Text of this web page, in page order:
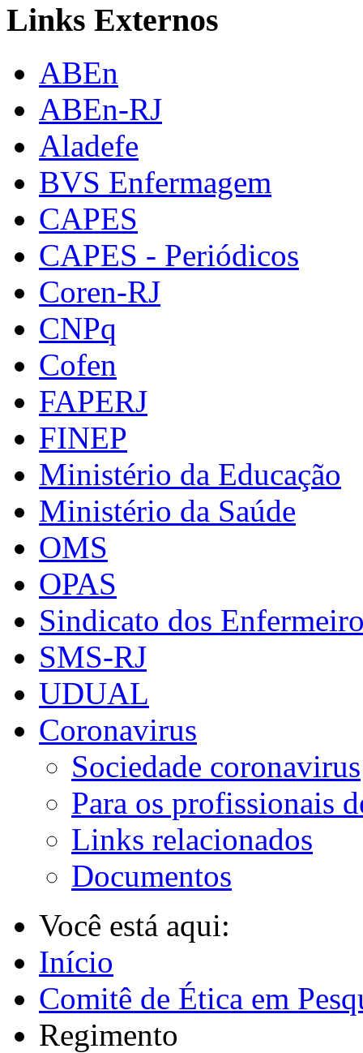
Links Externos
ABEn
ABEn-RJ
Aladefe
BVS Enfermagem
CAPES
CAPES - Periódicos
Coren-RJ
CNPq
Cofen
FAPERJ
FINEP
Ministério da Educação
Ministério da Saúde
OMS
OPAS
Sindicato dos
SMS-RJ
UDUAL
Coronavirus
Sociedade coronavirus
Para os profissionais
Links relacionados
Documentos
Você está aqui:
Início
Comitê de Ética em
Regimento